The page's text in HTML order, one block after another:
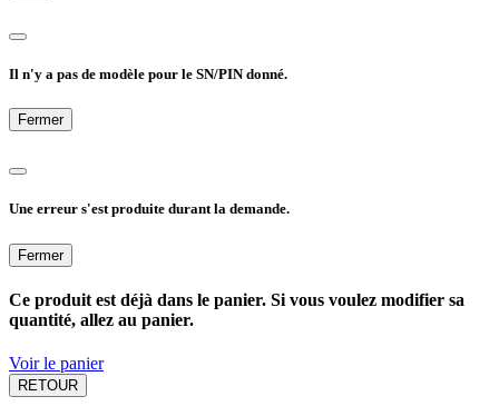
Il n'y a pas de modèle pour le SN/PIN donné.
Fermer
Une erreur s'est produite durant la demande.
Fermer
Ce produit est déjà dans le panier. Si vous voulez modifier sa
quantité, allez au panier.
Voir le panier
RETOUR